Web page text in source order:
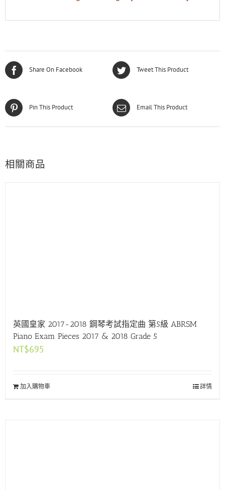
Share On Facebook Tweet This Product
Pin This Product Email This Product
相關商品
英國皇家 2017-2018 鋼琴考試指定曲 第5級 ABRSM
Piano Exam Pieces 2017 & 2018 Grade 5
NT$695
加入購物車 詳情